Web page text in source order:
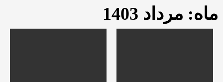
ماه: مرداد 1403